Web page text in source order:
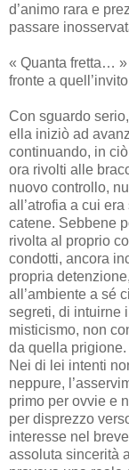
d’animo rara e
passare
« Quanta fretta… »
fronte a
Con sguardo
ella iniziò ad
continuando, in
ora rivolti alle
nuovo controllo,
all’atrofia a cui
catene. Sebbene
rivolta al proprio
condotti, ancora
propria
all’ambiente a sé
segreti, di intuirne
misticismo, non
da quella prigione.
Nei di lei intenti
neppure,
primo per ovvie e
per disprezzo
interesse nel
assoluta sincerità